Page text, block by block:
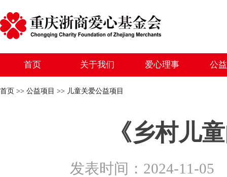
首页 关于我们 爱心理事 公
首页 >> 公益项目 >> 儿童关爱公益项目
《乡村儿
发表时间：2024-11-